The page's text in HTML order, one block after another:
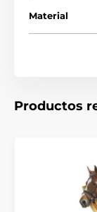
Material
Productos